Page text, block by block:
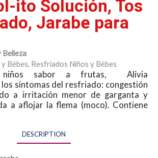
ito Solución, Tos
Jarabe para
Belleza
Bébes, Resfriados Niños y Bébes
niños sabor a frutas, Alivia
síntomas del resfriado: congestión
a irritación menor de garganta y
a aflojar la flema (moco). Contiene
DESCRIPTION